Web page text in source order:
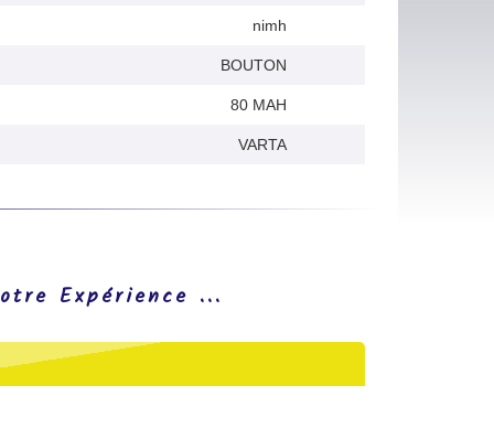
nimh
BOUTON
80 MAH
VARTA
Expérience ...